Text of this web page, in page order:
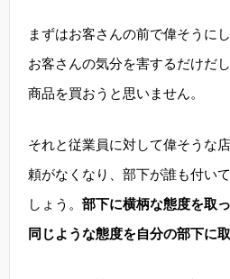
まずはお客さんの前で偉そうに
お客さんの気分を害するだけだ
商品を買おうと思いません。
それと従業員に対して偉そうな
頼がなくなり、部下が誰も付い
しょう。 部下に横柄な態度を取
同じような態度を自分の部下に